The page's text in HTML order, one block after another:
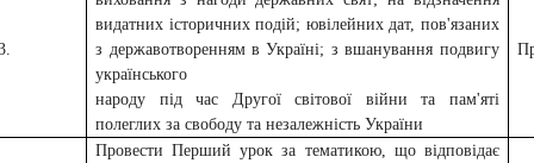
видатних історичних подій; ювілейних дат, пов'язаних
з державотворенням в Україні; з вшанування подвигу
українського
народу під час Другої світової війни та пам'яті
полеглих за свободу та незалежність України
Провести Перший урок за тематикою, що відповідає